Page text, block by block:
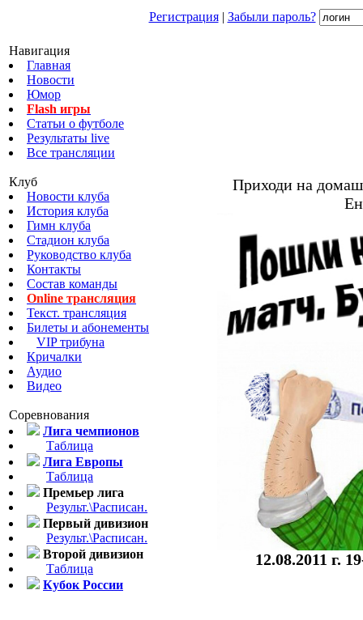
Регистрация| Забыли пароль?
Навигация
Главная
Новости
Юмор
Flash игры
Статьи о футболе
Результаты live
Все трансляции
Клуб
Новости клуба
История клуба
Гимн клуба
Стадион клуба
Руководство клуба
Контакты
Состав команды
Online трансляция
Текст. трансляция
Билеты и абонементы
VIP трибуна
Кричалки
Аудио
Видео
Соревнования
Лига чемпионов
Таблица
Лига Европы
Таблица
Премьер лига
Результ.\Расписан.
Первый дивизион
Результ.\Расписан.
Второй дивизион
Таблица
Кубок России
Приходи на
12.08.2011 г.